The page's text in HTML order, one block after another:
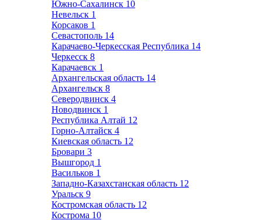
Южно-Сахалинск 10
Невельск 1
Корсаков 1
Севастополь 14
Карачаево-Черкесская Республика 14
Черкесск 8
Карачаевск 1
Архангельская область 14
Архангельск 8
Северодвинск 4
Новодвинск 1
Республика Алтай 12
Горно-Алтайск 4
Киевская область 12
Бровари 3
Вышгород 1
Васильков 1
Западно-Казахстанская область 12
Уральск 9
Костромская область 12
Кострома 10